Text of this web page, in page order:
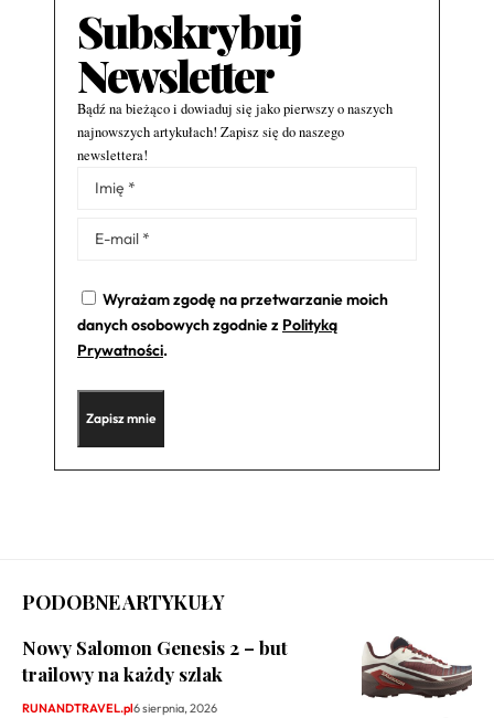
Subskrybuj
Newsletter
Bądź na bieżąco i dowiaduj się jako pierwszy o naszych
najnowszych artykułach! Zapisz się do naszego
newslettera!
Wyrażam zgodę na przetwarzanie moich
danych osobowych zgodnie z Polityką
Prywatności.
Alternative:
PODOBNE ARTYKUŁY
Nowy Salomon Genesis 2 – but
trailowy na każdy szlak
RUNANDTRAVEL.pl6 sierpnia, 2026